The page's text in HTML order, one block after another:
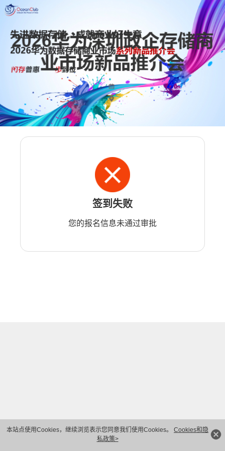
本站点使用Cookies，继续浏览表示您同意我们使用Cookies。 Cookies和隐
私政策>
签到失败
您的报名信息未通过审批